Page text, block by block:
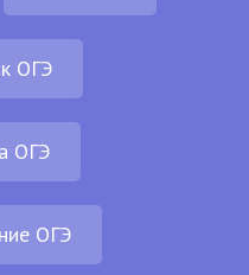
ОГЭ
ОГЭ
ОГЭ